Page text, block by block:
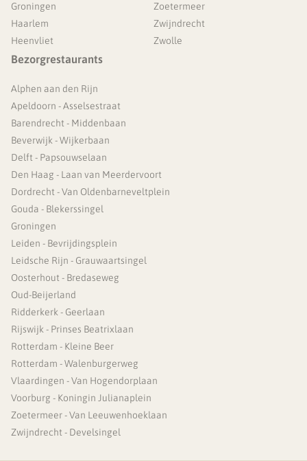
Groningen
Haarlem
Heenvliet
Zoetermeer
Zwijndrecht
Zwolle
Bezorgrestaurants
Alphen aan den Rijn
Apeldoorn - Asselsestraat
Barendrecht - Middenbaan
Beverwijk - Wijkerbaan
Delft - Papsouwselaan
Den Haag - Laan van Meerdervoort
Dordrecht - Van Oldenbarneveltplein
Gouda - Blekerssingel
Groningen
Leiden - Bevrijdingsplein
Leidsche Rijn - Grauwaartsingel
Oosterhout - Bredaseweg
Oud-Beijerland
Ridderkerk - Geerlaan
Rijswijk - Prinses Beatrixlaan
Rotterdam - Kleine Beer
Rotterdam - Walenburgerweg
Vlaardingen - Van Hogendorplaan
Voorburg - Koningin Julianaplein
Zoetermeer - Van Leeuwenhoeklaan
Zwijndrecht - Develsingel